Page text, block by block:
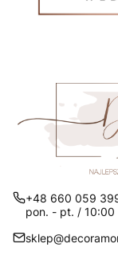
+48 660 059
pon. - pt. / 10:00